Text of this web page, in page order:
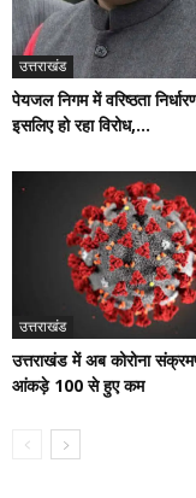
उत्तराखंड
पेयजल निगम में वरिष्ठता
इसलिए हो रहा विरोध,...
उत्तराखंड
उत्तराखंड में अब कोरोना
आंकड़े 100 से हुए कम